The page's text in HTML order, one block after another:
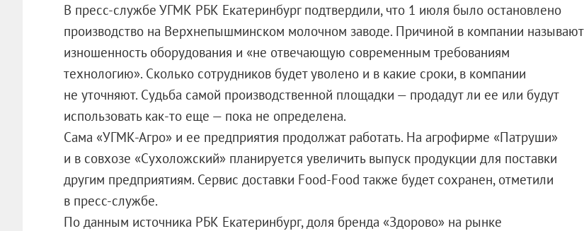
В пресс-службе УГМК РБК Екатеринбург подтвердили, что 1 июля было остановлено
производство на Верхнепышминском молочном заводе. Причиной в компании называют
изношенность оборудования и «не отвечающую современным требованиям
технологию». Сколько сотрудников будет уволено и в какие сроки, в компании
не уточняют. Судьба самой производственной площадки — продадут ли ее или будут
использовать как-то еще — пока не определена.
Сама «УГМК-Агро» и ее предприятия продолжат работать. На агрофирме «Патруши»
и в совхозе «Сухоложский» планируется увеличить выпуск продукции для поставки
другим предприятиям. Сервис доставки Food-Food также будет сохранен, отметили
в пресс-службе.
По данным источника РБК Екатеринбург, доля бренда «Здорово» на рынке